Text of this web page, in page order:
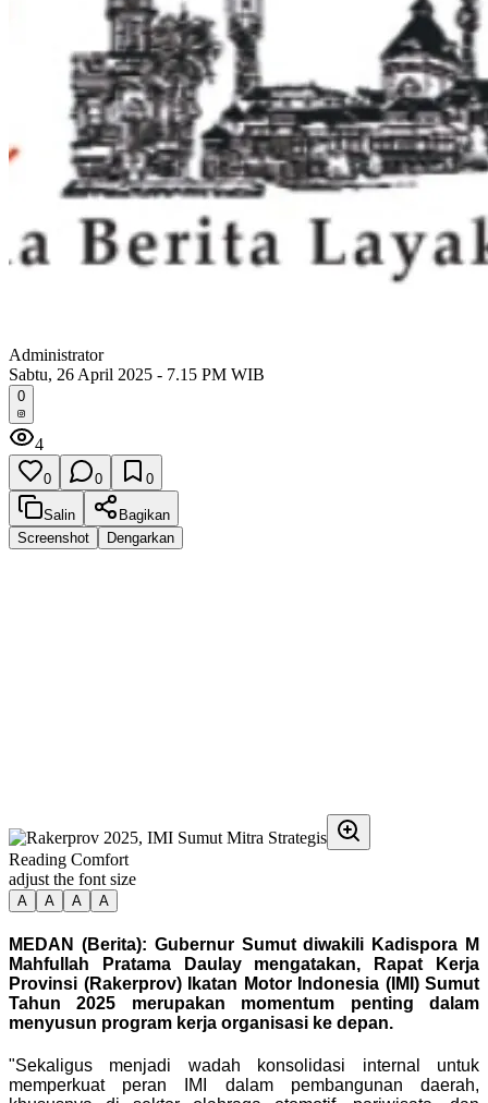
Administrator
Sabtu, 26 April 2025 - 7.15 PM WIB
0
4
0 0 0
Salin
Bagikan
Screenshot
Dengarkan
Reading Comfort
adjust the font size
A A A A
MEDAN (Berita): Gubernur Sumut diwakili Kadispora M
Mahfullah Pratama Daulay mengatakan, Rapat Kerja
Provinsi (Rakerprov) Ikatan Motor Indonesia (IMI) Sumut
Tahun 2025 merupakan momentum penting dalam
menyusun program kerja organisasi ke depan.
"Sekaligus menjadi wadah konsolidasi internal untuk
memperkuat peran IMI dalam pembangunan daerah,